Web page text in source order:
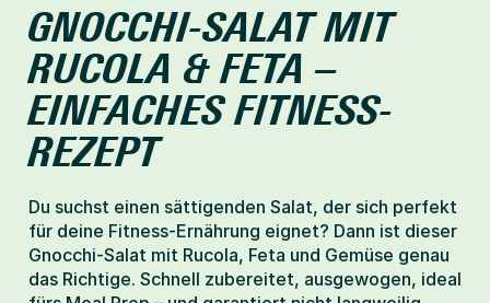
Help-Center
Mitglied werden
GNOCCHI-SALAT MIT
RUCOLA & FETA –
EINFACHES FITNESS-
REZEPT
Du suchst einen sättigenden Salat, der sich perfekt
für deine Fitness-Ernährung eignet? Dann ist dieser
Gnocchi-Salat mit Rucola, Feta und Gemüse genau
das Richtige. Schnell zubereitet, ausgewogen, ideal